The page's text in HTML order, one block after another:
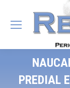
PREDIAL